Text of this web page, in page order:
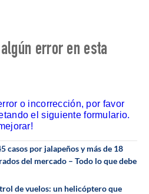
error en esta
o incorrección, por favor
el siguiente formulario.
casos por jalapeños y más de 18
del mercado – Todo lo que debe
de vuelos: un helicóptero que